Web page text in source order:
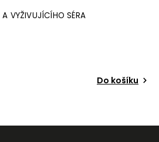
VYŽIVUJÍCÍHO SÉRA
Do košíku